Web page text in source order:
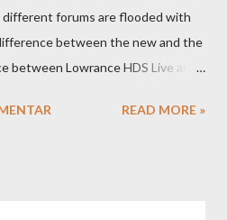
forums are flooded with
between the new and the
between Lowrance HDS Live and
READ MORE »